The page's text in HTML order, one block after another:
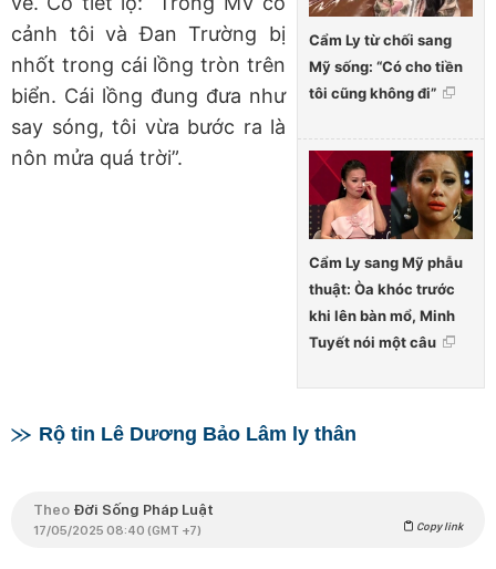
Cẩm Ly từ chối sang
Mỹ sống: “Có cho tiền
tôi cũng không đi”
Cẩm Ly sang Mỹ phẫu
thuật: Òa khóc trước
khi lên bàn mổ, Minh
Tuyết nói một câu
cảnh tôi và Đan Trường bị
nhốt trong cái lồng tròn trên
biển. Cái lồng đung đưa như
say sóng, tôi vừa bước ra là
nôn mửa quá trời”.
Rộ tin Lê Dương Bảo Lâm ly thân
Theo Đời Sống Pháp Luật
17/05/2025 08:40 (GMT +7) Copy link